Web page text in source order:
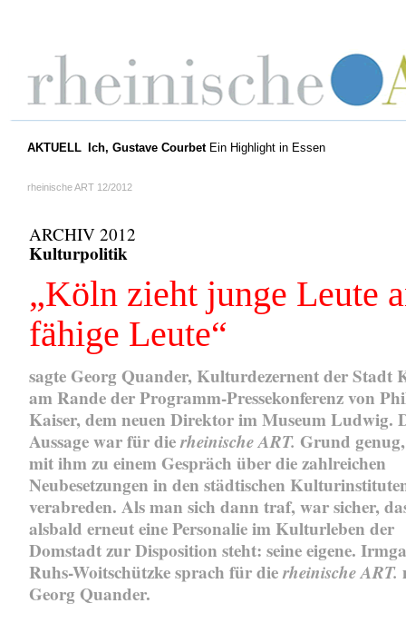
AKTUELL Ich, Gustave CourbetEin Highlight in Essen
rheinische ART 12/2012
ARCHIV 2012
Kulturpolitik
„Köln zieht junge Leute
fähige Leute“
sagte Georg Quander, Kulturdezernent der Stadt
am Rande der Programm-Pressekonferenz von
Kaiser, dem neuen Direktor im Museum Ludwig.
Aussage war für dierheinische ART. Grund
mit ihm zu einem Gespräch über die zahlreichen
Neubesetzungen in den städtischen
verabreden. Als man sich dann traf, war sicher,
alsbald erneut eine Personalie im Kulturleben der
Domstadt zur Disposition steht: seine eigene.
Ruhs-Woitschützke sprach für dierheinische ART.
Georg Quander.